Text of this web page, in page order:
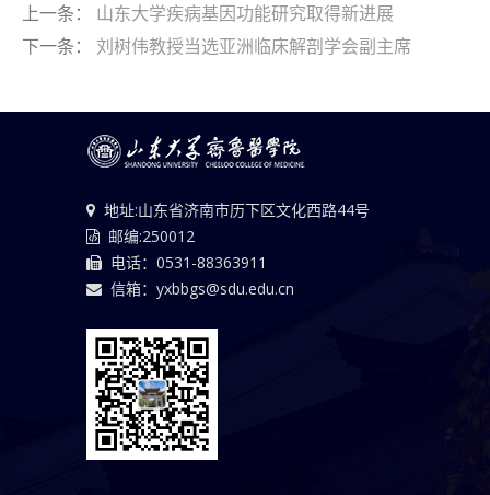
上一条：
山东大学疾病基因功能研究取得新进展
下一条：
刘树伟教授当选亚洲临床解剖学会副主席
地址:山东省济南市历下区文化西路44号
邮编:250012
电话：0531-88363911
信箱：yxbbgs@sdu.edu.cn